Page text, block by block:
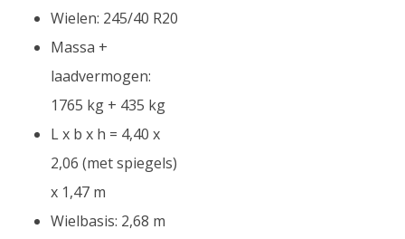
Wielen: 245/40 R20
Massa +
laadvermogen:
1765 kg + 435 kg
L x b x h = 4,40 x
2,06 (met spiegels)
x 1,47 m
Wielbasis: 2,68 m